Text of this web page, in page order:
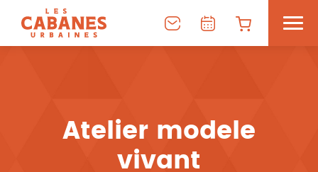
Atelier modele
vivant